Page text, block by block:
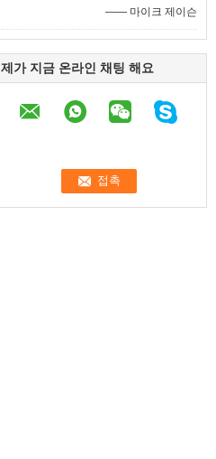
—— 마이크 제이슨
제가 지금 온라인 채팅 해요